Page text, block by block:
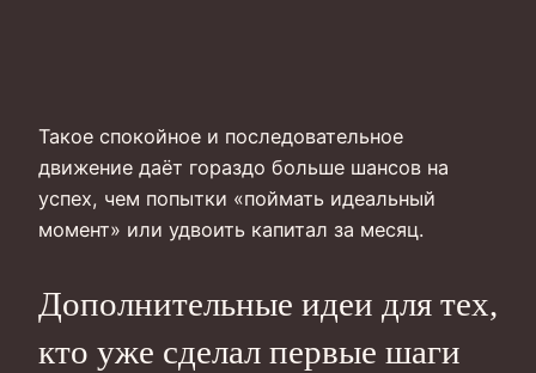
Такое спокойное и последовательное
движение даёт гораздо больше шансов на
успех, чем попытки «поймать идеальный
момент» или удвоить капитал за месяц.
Дополнительные идеи для тех,
кто уже сделал первые шаги